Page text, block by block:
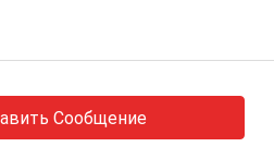
Сообщение